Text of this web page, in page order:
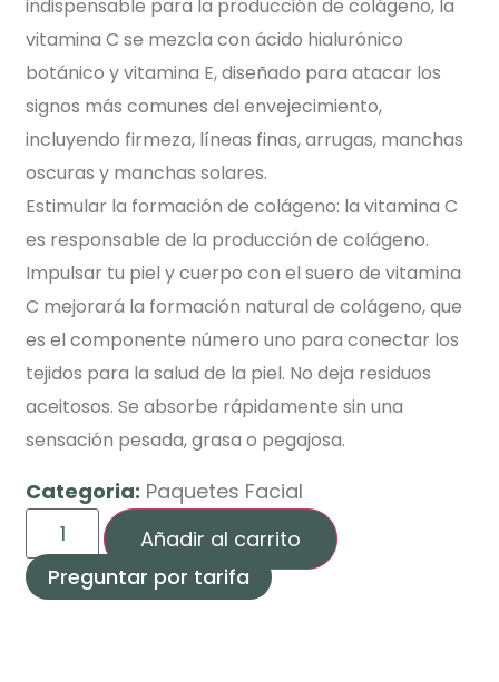
indispensable para la producción de colágeno, la
vitamina C se mezcla con ácido hialurónico
botánico y vitamina E, diseñado para atacar los
signos más comunes del envejecimiento,
incluyendo firmeza, líneas finas, arrugas, manchas
oscuras y manchas solares.
Estimular la formación de colágeno: la vitamina C
es responsable de la producción de colágeno.
Impulsar tu piel y cuerpo con el suero de vitamina
C mejorará la formación natural de colágeno, que
es el componente número uno para conectar los
tejidos para la salud de la piel. No deja residuos
aceitosos. Se absorbe rápidamente sin una
sensación pesada, grasa o pegajosa.
Categoria: Paquetes Facial
Añadir al carrito
Preguntar por tarifa